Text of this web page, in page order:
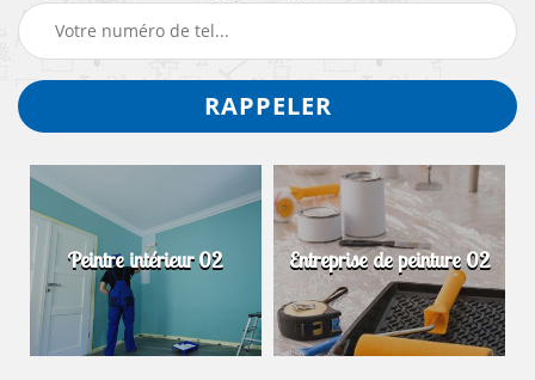
Peintre intérieur 02 Entreprise de peinture 02